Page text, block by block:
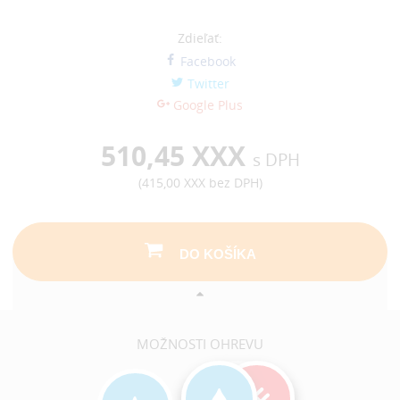
Zdieľať:
Facebook
Twitter
Google Plus
510,45 XXX s DPH
(415,00 XXXbez DPH)
DO KOŠÍKA
MOŽNOSTI OHREVU